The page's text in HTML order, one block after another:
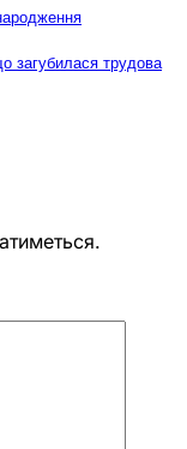
загубилася трудова